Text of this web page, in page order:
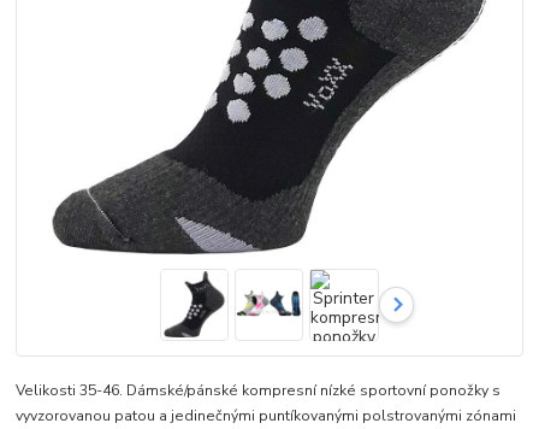
Velikosti 35-46. Dámské/pánské kompresní nízké sportovní ponožky s
vyvzorovanou patou a jedinečnými puntíkovanými polstrovanými zónami